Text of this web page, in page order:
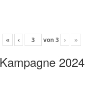
« ‹ von 3 › »
Kampagne 2024